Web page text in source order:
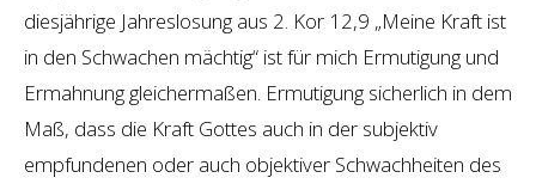
diesjährige Jahreslosung aus 2. Kor 12,9 „Meine Kraft ist
in den Schwachen mächtig“ ist für mich Ermutigung und
Ermahnung gleichermaßen. Ermutigung sicherlich in dem
Maß, dass die Kraft Gottes auch in der subjektiv
empfundenen oder auch objektiver Schwachheiten des